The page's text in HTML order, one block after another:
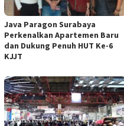
Java Paragon Surabaya
Perkenalkan Apartemen Baru
dan Dukung Penuh HUT Ke-6
KJJT